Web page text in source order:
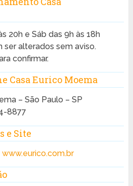
20h e Sáb das 9h às 18h
ser alterados sem aviso.
confirmar.
Casa Eurico Moema
– São Paulo – SP
8877
e Site
www.eurico.com.br